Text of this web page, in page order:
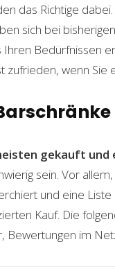
das Richtige
sich bei
Bedürfnissen
zufrieden, wenn Sie
gekauft und
sein. Vor
und eine
Kauf. Die
Bewertungen im